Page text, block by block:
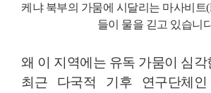
케냐 북부의 가뭄에 시달리는 마사비트
들이 물을 긷고 있습니
왜 이 지역에는 유독 가뭄이 심각
최근 다국적 기후 연구단체인